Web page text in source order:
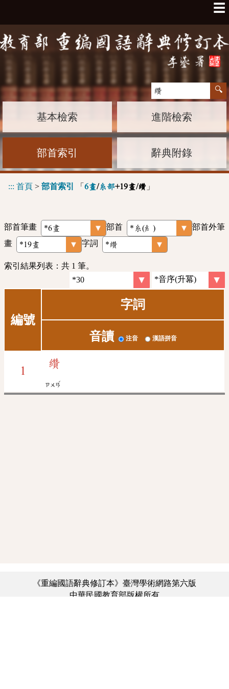
☰
基本檢索 進階檢索
部首索引 辭典附錄
::: 首頁 > 部首索引 「 6畫/糸部+19畫/纘 」
部首筆畫 部首
部首外筆
畫
字詞
索引結果列表：共 1 筆。
編號
字詞
音讀 注音 漢語拼音
1
纘
ㄗㄨㄢ
ˇ
《重編國語辭典修訂本》臺灣學術網路第六版
中華民國教育部版權所有